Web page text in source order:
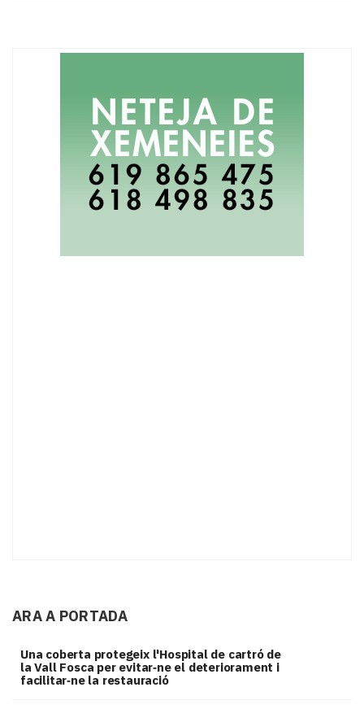
ARA A PORTADA
Una coberta protegeix l'Hospital de cartró de
la Vall Fosca per evitar‑ne el deteriorament i
facilitar‑ne la restauració